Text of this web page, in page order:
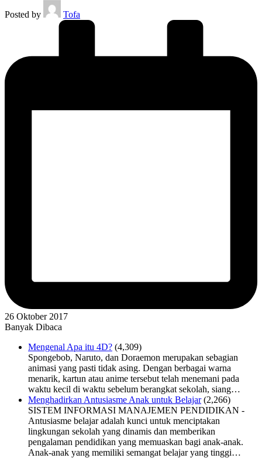
Posted by
Tofa
26 Oktober 2017
Banyak Dibaca
Mengenal Apa itu 4D? (4,309)
Spongebob, Naruto, dan Doraemon merupakan sebagian
animasi yang pasti tidak asing. Dengan berbagai warna
menarik, kartun atau anime tersebut telah menemani pada
waktu kecil di waktu sebelum berangkat sekolah, siang…
Menghadirkan Antusiasme Anak untuk Belajar (2,266)
SISTEM INFORMASI MANAJEMEN PENDIDIKAN -
Antusiasme belajar adalah kunci untuk menciptakan
lingkungan sekolah yang dinamis dan memberikan
pengalaman pendidikan yang memuaskan bagi anak-anak.
Anak-anak yang memiliki semangat belajar yang tinggi…